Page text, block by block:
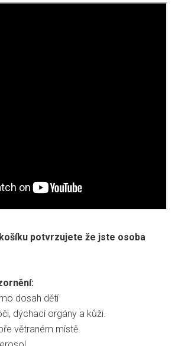
potvrzujete že jste osoba
dosah dětí
dýchací orgány a kůži.
větraném místě.